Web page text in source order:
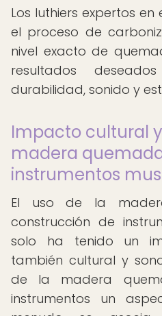
Los luthiers expertos
el proceso de
nivel exacto de
resultados
durabilidad, sonido y
Impacto cultural
madera
instrumentos
El uso de la
construcción de
solo ha tenido un
también cultural y
de la madera
instrumentos un